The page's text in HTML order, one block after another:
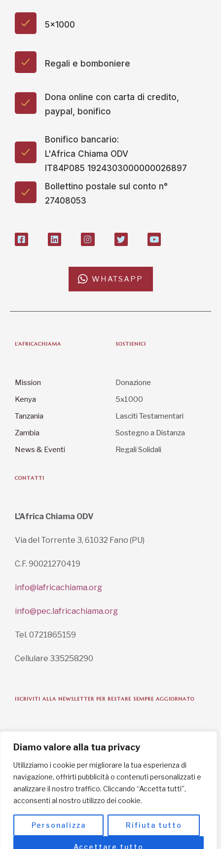
Diamo valore alla tua privacy
Utilizziamo i cookie per migliorare la tua esperienza di
navigazione, offrirti pubblicità o contenuti personalizzati e
analizzare il nostro traffico. Cliccando “Accetta tutti”,
acconsenti al nostro utilizzo dei cookie.
Personalizza Rifiuta tutto
Accettare tutto
5x1000
Regali e bomboniere
Dona online con carta di credito,
paypal, bonifico
Bonifico bancario:
L'Africa Chiama ODV
IT84P085 1924303000000026897
Bollettino postale sul conto n°
27408053
WHATSAPP
L'AFRICACHIAMA
Mission
Kenya
Tanzania
Zambia
News & Eventi
SOSTIENICI
Donazione
5x1000
Lasciti Testamentari
Sostegno a Distanza
Regali Solidali
CONTATTI
L’Africa Chiama ODV
Via del Torrente 3, 61032 Fano (PU)
C.F. 90021270419
info@lafricachiama.org
info@pec.lafricachiama.org
Tel. 0721865159
Cellulare 335258290
ISCRIVITI ALLA NEWSLETTER PER RESTARE SEMPRE AGGIORNATO
ISCRIVITI ORA
INFORMAZIONI SULLA PRIVACY
English / USD
© Copyright 2025 L'Africa Chiama ODV All rights reserved